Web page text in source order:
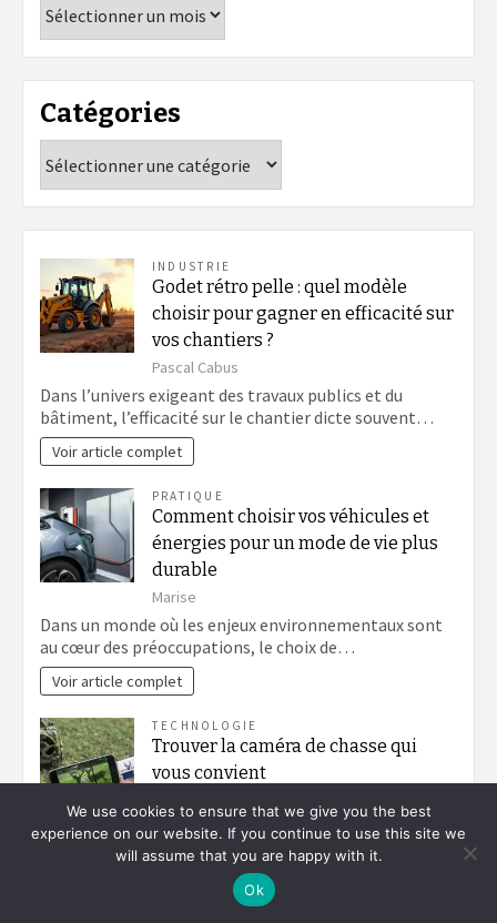
Catégories
INDUSTRIE
Godet rétro pelle : quel modèle
choisir pour gagner en efficacité sur
vos chantiers ?
Pascal Cabus
Dans l’univers exigeant des travaux publics et du
bâtiment, l’efficacité sur le chantier dicte souvent…
Voir article complet
PRATIQUE
Comment choisir vos véhicules et
énergies pour un mode de vie plus
durable
Marise
Dans un monde où les enjeux environnementaux sont
au cœur des préoccupations, le choix de…
Voir article complet
TECHNOLOGIE
Trouver la caméra de chasse qui
vous convient
Aujourd’hui encore, on est tous conscient que
l’insécurité règne. Tout le monde est de ce…
We use cookies to ensure that we give you the best
experience on our website. If you continue to use this site we
will assume that you are happy with it.
Ok